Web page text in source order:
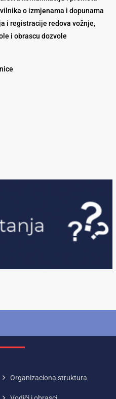
o izmjenama i dopunama
i registracije redova vožnje,
i obrascu dozvole
Organizaciona struktura